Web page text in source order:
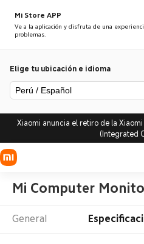
Mi Store APP
Ve a la aplicación y disfruta de una
problemas.
Elige tu ubicación e idioma
Perú / Español
Xiaomi anuncia el retiro de la
(Integrated
Mi Computer
General